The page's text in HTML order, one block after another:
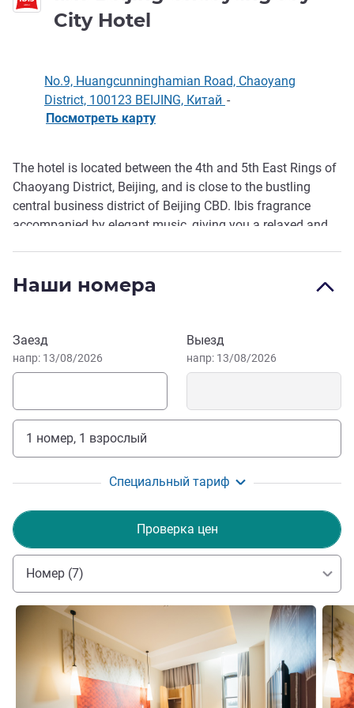
City Hotel
No.9, Huangcunninghamian Road, Chaoyang
District, 100123 BEIJING, Китай -
Посмотреть карту
Описание
The hotel is located between the 4th and 5th East Rings of
Chaoyang District, Beijing, and is close to the bustling
central business district of Beijing CBD. Ibis fragrance
accompanied by elegant music, giving you a relaxed and
a brand-new sensory journey in the hotel, and we sincerely
Наши номера
Забронировать этот отель
Заезд
напр: 13/08/2026
Выезд
напр: 13/08/2026
1 номер, 1 взрослый
Специальный тариф
Проверка цен
Номер (7)
Подробная информация